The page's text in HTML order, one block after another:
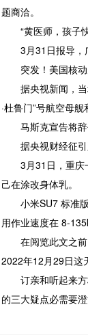
题商洽。
“黄医师，孩子快
3月31日报导，广
突发！美国核动
据央视新闻，当
·杜鲁门”号航空母舰
马斯克宣告将辞
据央视财经征引
3月31日，重庆一
己在涂改身体乳。
小米SU7 标准版
用作业速度在 8-
在阅览此文之前
2022年12月29日这
订亲和听起来方
的三大疑点必需要